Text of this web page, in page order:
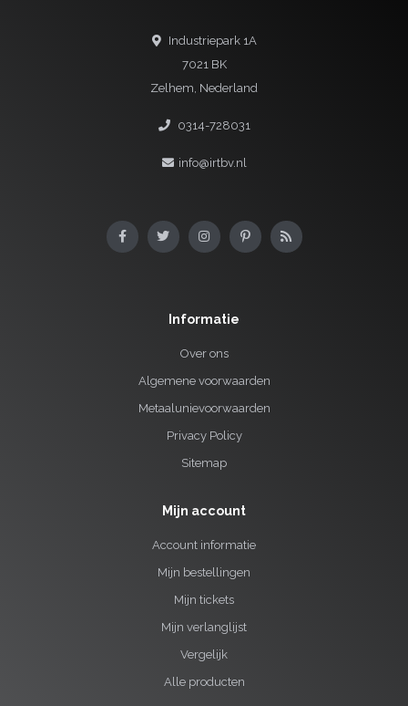
Industriepark 1A
7021 BK
Zelhem, Nederland
0314-728031
info@irtbv.nl
Informatie
Over ons
Algemene voorwaarden
Metaalunievoorwaarden
Privacy Policy
Sitemap
Mijn account
Account informatie
Mijn bestellingen
Mijn tickets
Mijn verlanglijst
Vergelijk
Alle producten